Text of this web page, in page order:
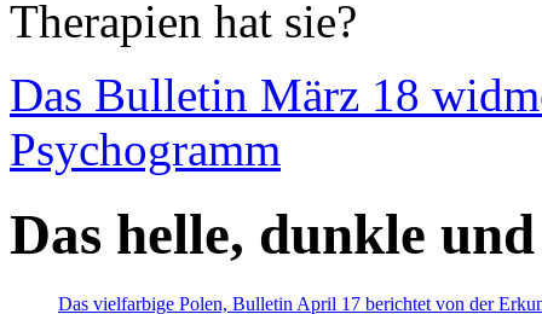
Therapien hat sie?
Das Bulletin März 18
Psychogramm
Das helle, dunkle
Das vielfarbige Polen, Bulletin April 17 berichtet von der